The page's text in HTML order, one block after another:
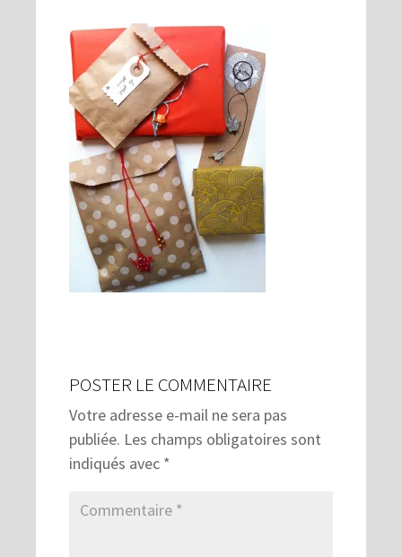
POSTER LE COMMENTAIRE
Votre adresse e-mail ne sera pas
publiée. Les champs obligatoires sont
indiqués avec *